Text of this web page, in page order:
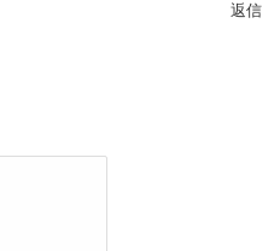
返信